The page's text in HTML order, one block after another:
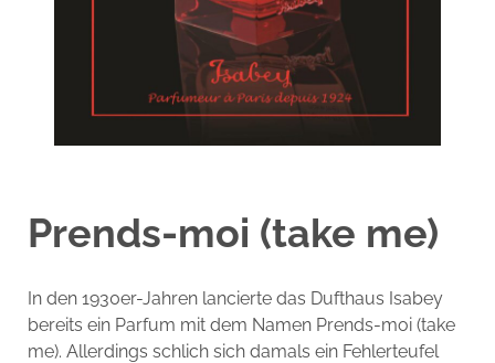
Prends-moi (take me)
In den 1930er-Jahren lancierte das Dufthaus Isabey
bereits ein Parfum mit dem Namen Prends-moi (take
me). Allerdings schlich sich damals ein Fehlerteufel